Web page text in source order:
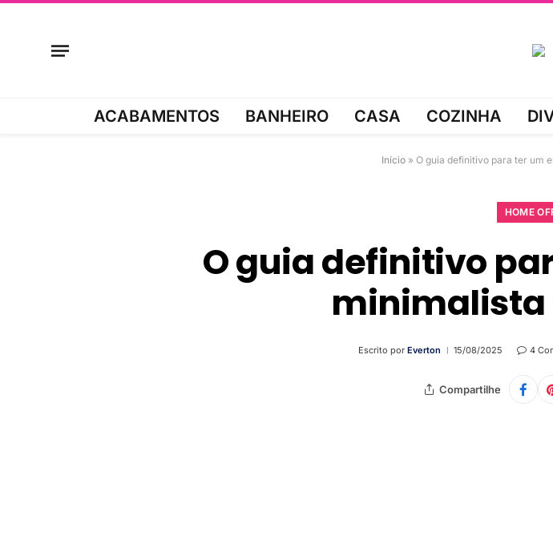
ACABAMENTOS BANHEIRO CASA COZINHA
Início» O guia definitivo para ter um
HOME
O guia definitivo
minimalista
Escrito por Everton 15/08/2025 4
Compartilhe